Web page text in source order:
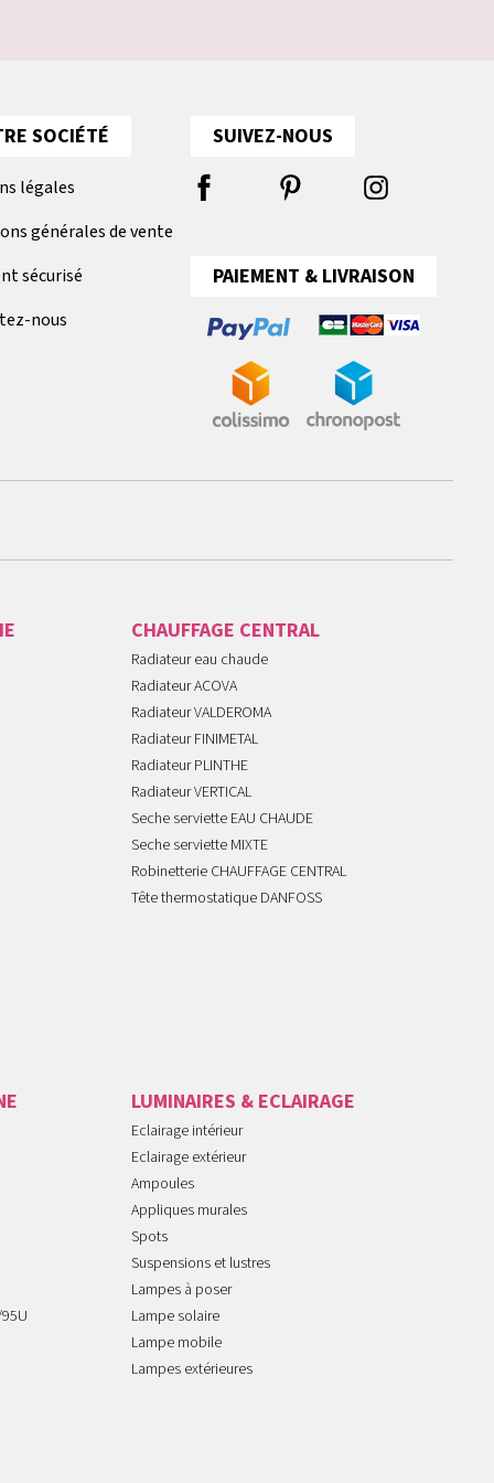
SOCIÉTÉ
légales
générales de vente
sécurisé
nous
SUIVEZ-NOUS
PAIEMENT & LIVRAISON
CHAUFFAGE CENTRAL
Radiateur eau chaude
Radiateur ACOVA
Radiateur VALDEROMA
Radiateur FINIMETAL
Radiateur PLINTHE
Radiateur VERTICAL
Seche serviette EAU CHAUDE
Seche serviette MIXTE
Robinetterie CHAUFFAGE CENTRAL
Tête thermostatique DANFOSS
LUMINAIRES & ECLAIRAGE
Eclairage intérieur
Eclairage extérieur
Ampoules
Appliques murales
Spots
Suspensions et lustres
Lampes à poser
Lampe solaire
Lampe mobile
Lampes extérieures